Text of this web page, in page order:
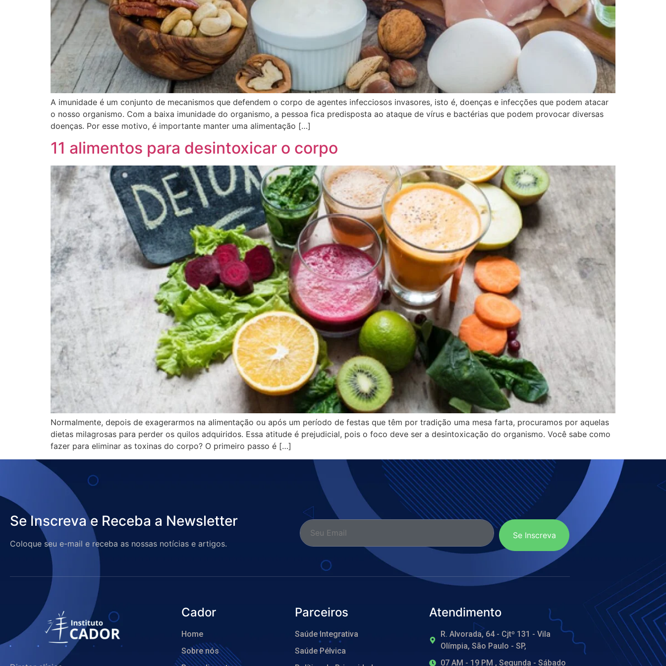
A imunidade é um conjunto de mecanismos que defendem o corpo de agentes infecciosos invasores, isto é, doenças e infecções que podem atacar
o nosso organismo. Com a baixa imunidade do organismo, a pessoa fica predisposta ao ataque de vírus e bactérias que podem provocar diversas
doenças. Por esse motivo, é importante manter uma alimentação […]
11 alimentos para desintoxicar o corpo
Normalmente, depois de exagerarmos na alimentação ou após um período de festas que têm por tradição uma mesa farta, procuramos por aquelas
dietas milagrosas para perder os quilos adquiridos. Essa atitude é prejudicial, pois o foco deve ser a desintoxicação do organismo. Você sabe como
fazer para eliminar as toxinas do corpo? O primeiro passo é […]
Se Inscreva e Receba a Newsletter
Coloque seu e-mail e receba as nossas notícias e artigos.
Se Inscreva
Cador
Home
Sobre nós
Parceiros
Saúde Integrativa
Saúde Pélvica
Atendimento
R. Alvorada, 64 - Cjtº 131 - Vila
Olímpia, São Paulo - SP,
07 AM - 19 PM , Segunda - Sábado